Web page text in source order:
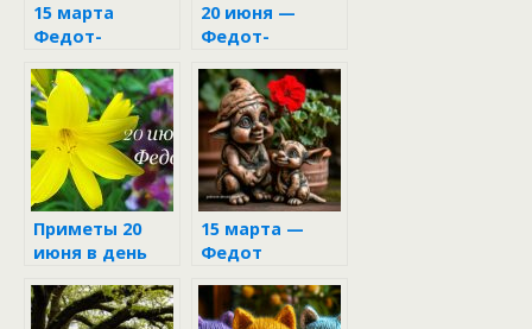
15 марта
Федот-
20 июня —
Федот-
Приметы 20
июня в день
15 марта —
Федот
приметы и
запреты дня